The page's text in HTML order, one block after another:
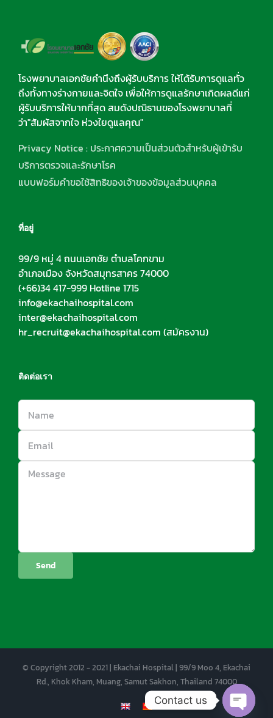
โรงพยาบาลเอกชัยคำนึงถึงผู้รับบริการ ให้ได้รับการดูแลทั่ว
ถึงทั้งทางร่างกายและจิตใจ เพื่อให้การดูแลรักษาเกิดผลดีแก่
ผู้รับบริการให้มากที่สุด สมดังปณิธานของโรงพยาบาลที่
ว่า"สัมผัสจากใจ ห่วงใยดูแลคุณ"
Privacy Notice : ประกาศความเป็นส่วนตัวสำหรับผู้เข้ารับ
บริการตรวจและรักษาโรค
แบบฟอร์มคำขอใช้สิทธิของเจ้าของข้อมูลส่วนบุคคล
ที่อยู่
99/9 หมู่ 4 ถนนเอกชัย ตำบลโคกขาม
อำเภอเมือง จังหวัดสมุทรสาคร 74000
(+66)34 417-999 Hotline 1715
info@ekachaihospital.com
inter@ekachaihospital.com
hr_recruit@ekachaihospital.com (สมัครงาน)
ติดต่อเรา
© Copyright 2012 - 2021 | Ekachai Hospital | 99/9 Moo 4, Ekachai
Rd., Khok Kham, Muang, Samut Sakhon, Thailand 74000
EN CNContact us